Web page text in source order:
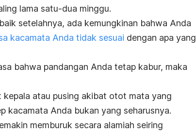
lama satu-dua minggu.
setelahnya, ada kemungkinan bahwa Anda
kacamata Anda tidak sesuai dengan apa yang
bahwa pandangan Anda tetap kabur, maka
kepala atau pusing akibat otot mata yang
kacamata Anda bukan yang seharusnya.
memburuk secara alamiah seiring